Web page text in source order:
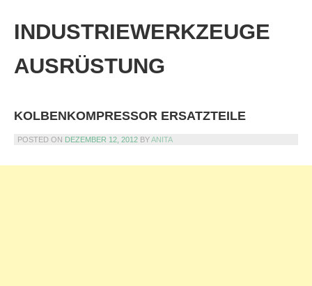
content
INDUSTRIEWERKZEUGE
AUSRÜSTUNG
KOLBENKOMPRESSOR ERSATZTEILE
POSTED ON DEZEMBER 12, 2012 BYANITA